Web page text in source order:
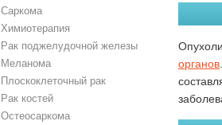
Саркома
Химиотерапия
Рак поджелудочной железы
Меланома
Плоскоклеточный рак
Рак костей
Остеосаркома
органов